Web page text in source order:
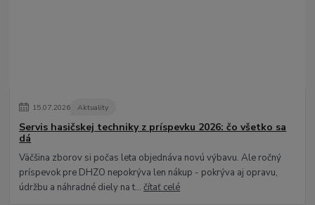
15.07.2026 Aktuality
Servis hasičskej techniky z príspevku 2026: čo všetko sa
dá
Väčšina zborov si počas leta objednáva novú výbavu. Ale ročný
príspevok pre DHZO nepokrýva len nákup - pokrýva aj opravu,
údržbu a náhradné diely na t...čítať celé